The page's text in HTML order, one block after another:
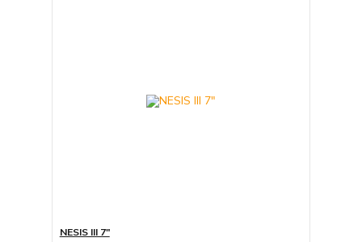
NESIS III 7"